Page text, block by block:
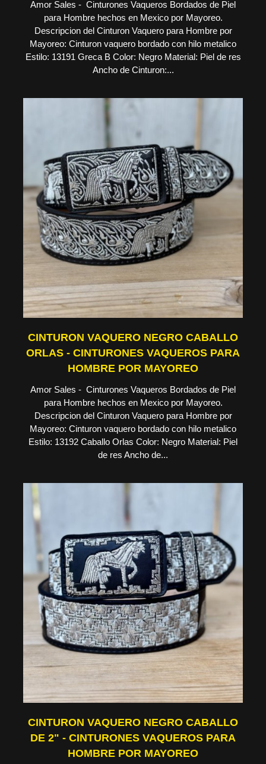
Amor Sales - Cinturones Vaqueros Bordados de Piel
para Hombre hechos en Mexico por Mayoreo.
Descripcion del Cinturon Vaquero para Hombre por
Mayoreo: Cinturon vaquero bordado con hilo metalico
Estilo: 13191 Greca B Color: Negro Material: Piel de res
Ancho de Cinturon:...
CINTURON VAQUERO NEGRO CABALLO
ORLAS - CINTURONES VAQUEROS PARA
HOMBRE POR MAYOREO
Amor Sales - Cinturones Vaqueros Bordados de Piel
para Hombre hechos en Mexico por Mayoreo.
Descripcion del Cinturon Vaquero para Hombre por
Mayoreo: Cinturon vaquero bordado con hilo metalico
Estilo: 13192 Caballo Orlas Color: Negro Material: Piel
de res Ancho de...
CINTURON VAQUERO NEGRO CABALLO
DE 2" - CINTURONES VAQUEROS PARA
HOMBRE POR MAYOREO